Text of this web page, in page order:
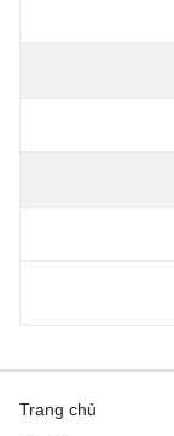
Trang chủ